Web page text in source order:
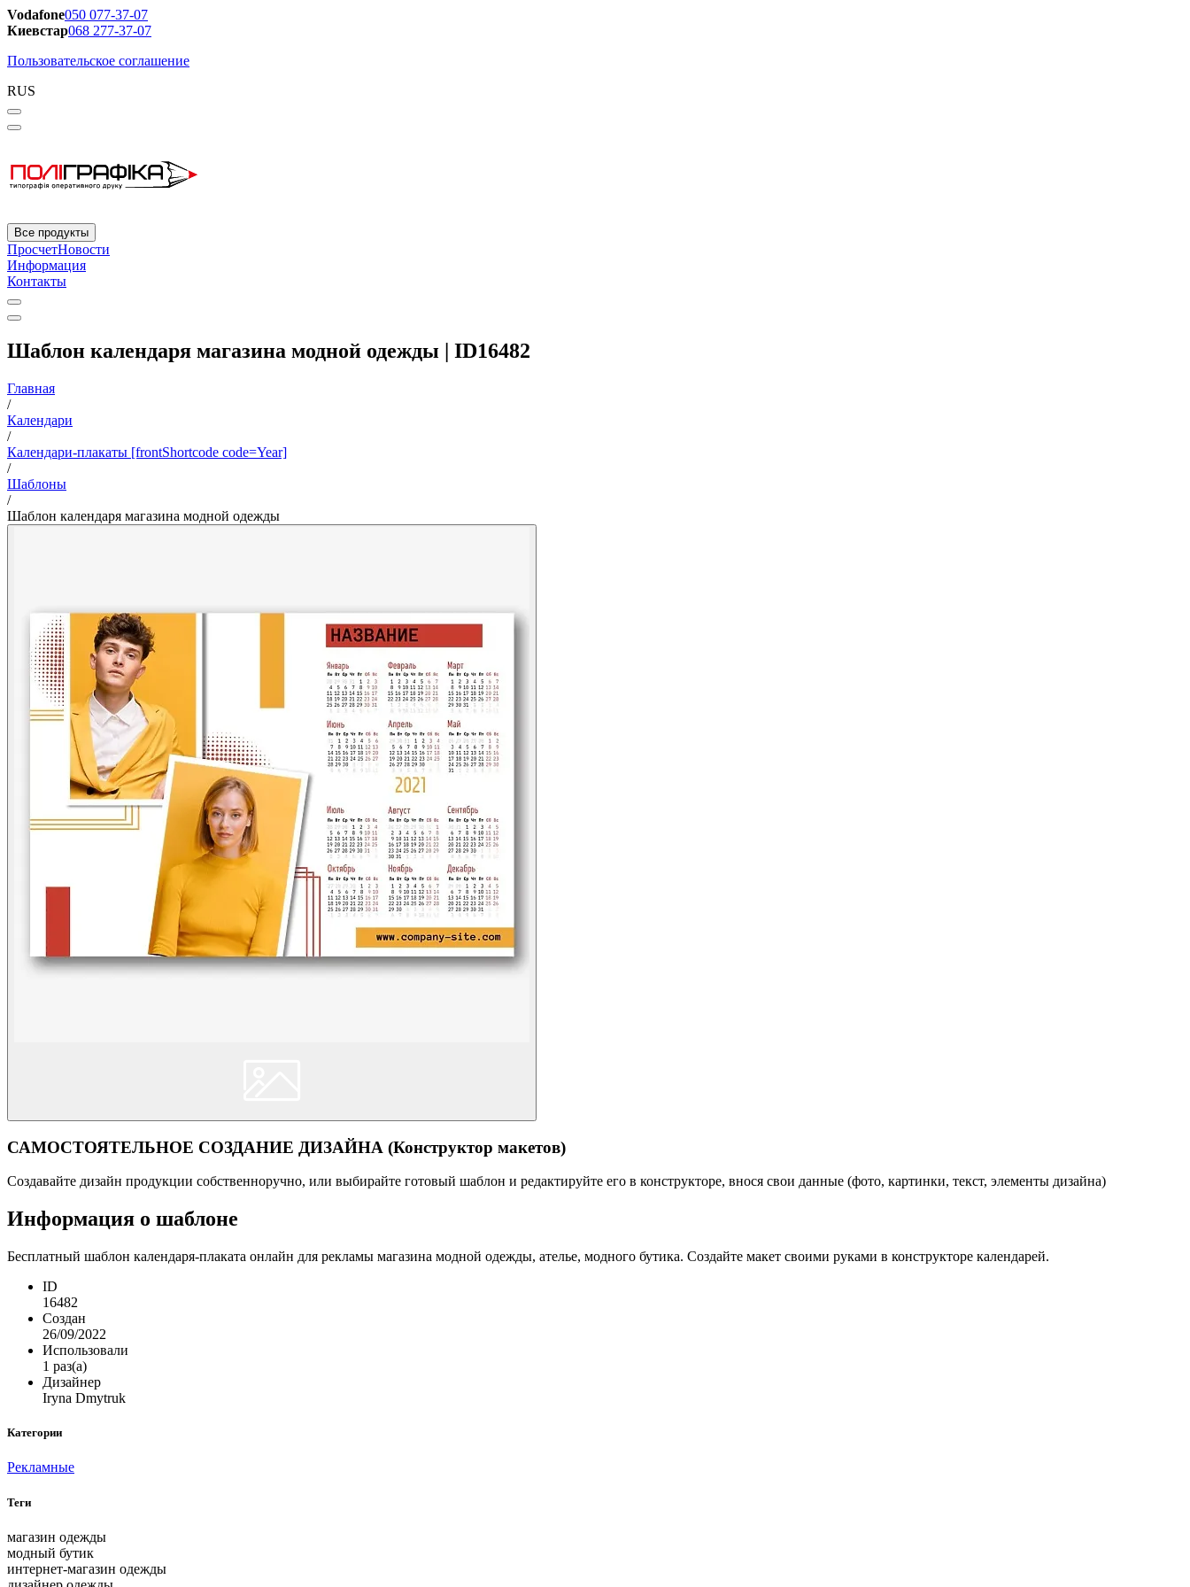
Vodafone050 077-37-07
Киевстар068 277-37-07
Пользовательское соглашение
RUS
Все продукты
ПросчетНовости
Информация
Контакты
Шаблон календаря магазина модной одежды | ID16482
Главная
/
Календари
/
Календари-плакаты [frontShortcode code=Year]
/
Шаблоны
/
Шаблон календаря магазина модной одежды
САМОСТОЯТЕЛЬНОЕ СОЗДАНИЕ ДИЗАЙНА (Конструктор макетов)
Создавайте дизайн продукции собственноручно, или выбирайте готовый шаблон и редактируйте его в конструкторе, внося свои данные (фото, картинки, текст, элементы дизайна)
Информация о шаблоне
Бесплатный шаблон календаря-плаката онлайн для рекламы магазина модной одежды, ателье, модного бутика. Создайте макет своими руками в конструкторе календарей.
ID
16482
Создан
26/09/2022
Использовали
1 раз(а)
Дизайнер
Iryna Dmytruk
Категории
Рекламные
Теги
магазин одежды
модный бутик
интернет-магазин одежды